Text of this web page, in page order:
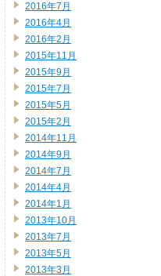
2016年7月
2016年4月
2016年2月
2015年11月
2015年9月
2015年7月
2015年5月
2015年2月
2014年11月
2014年9月
2014年7月
2014年4月
2014年1月
2013年10月
2013年7月
2013年5月
2013年3月